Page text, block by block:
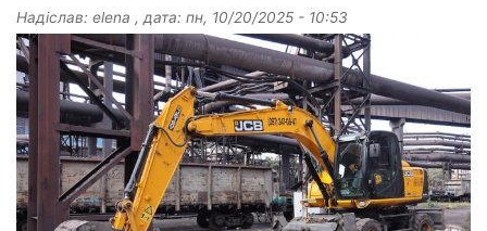
Надіслав: elena , дата: пн, 10/20/2025 - 10:53